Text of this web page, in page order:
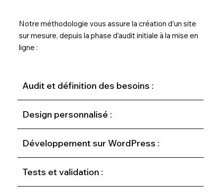
Notre méthodologie vous assure la création d’un site
sur mesure, depuis la phase d’audit initiale à la mise en
ligne :
Audit et définition des besoins :
Design personnalisé :
Développement sur WordPress :
Tests et validation :